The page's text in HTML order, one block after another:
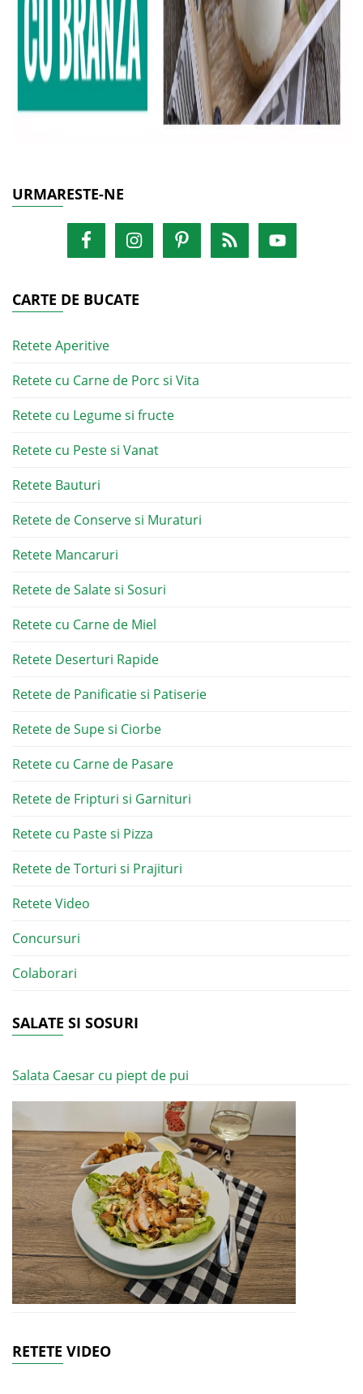
URMARESTE-NE
CARTE DE BUCATE
Retete Aperitive
Retete cu Carne de Porc si Vita
Retete cu Legume si fructe
Retete cu Peste si Vanat
Retete Bauturi
Retete de Conserve si Muraturi
Retete Mancaruri
Retete de Salate si Sosuri
Retete cu Carne de Miel
Retete Deserturi Rapide
Retete de Panificatie si Patiserie
Retete de Supe si Ciorbe
Retete cu Carne de Pasare
Retete de Fripturi si Garnituri
Retete cu Paste si Pizza
Retete de Torturi si Prajituri
Retete Video
Concursuri
Colaborari
SALATE SI SOSURI
Salata Caesar cu piept de pui
RETETE VIDEO